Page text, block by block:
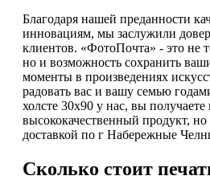
Благодаря нашей преданности
инновациям, мы заслужили
клиентов. «ФотоПочта» - это не
но и возможность сохранить
моменты в произведениях
радовать вас и вашу семью
холсте 30х90 у нас, вы получаете
высококачественный продукт,
доставкой по г Набережные
Сколько стоит